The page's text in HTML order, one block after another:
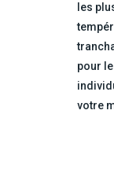
les
pour
votre